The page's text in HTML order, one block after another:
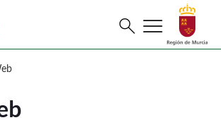
Mapa WebBuscar
search menu